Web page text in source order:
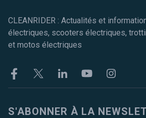
CLEANRIDER : Actualités et
électriques, scooters électriques,
et motos électriques
FacebookTwitter LinkekinYoutubeInstagram
S'ABONNER À LA